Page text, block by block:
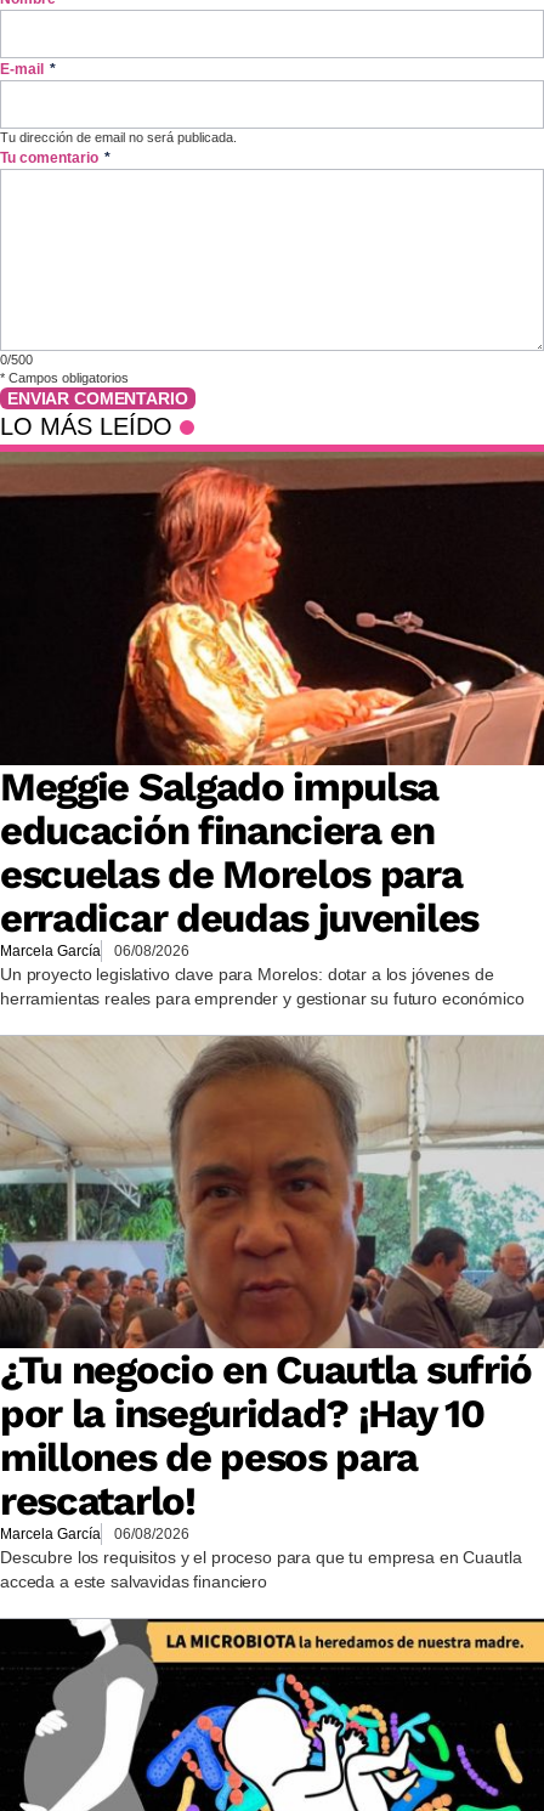
E-mail *
Tu dirección de email no será publicada.
Tu comentario *
0/500
* Campos obligatorios
ENVIAR COMENTARIO
LO MÁS LEÍDO
Meggie Salgado impulsa
educación financiera en
escuelas de Morelos para
erradicar deudas juveniles
Marcela García 06/08/2026
Un proyecto legislativo clave para Morelos: dotar a los jóvenes de
herramientas reales para emprender y gestionar su futuro económico
¿Tu negocio en Cuautla sufrió
por la inseguridad? ¡Hay 10
millones de pesos para
rescatarlo!
Marcela García 06/08/2026
Descubre los requisitos y el proceso para que tu empresa en Cuautla
acceda a este salvavidas financiero